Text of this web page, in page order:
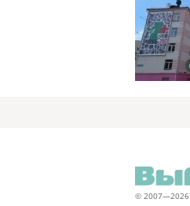
© 2007—2026